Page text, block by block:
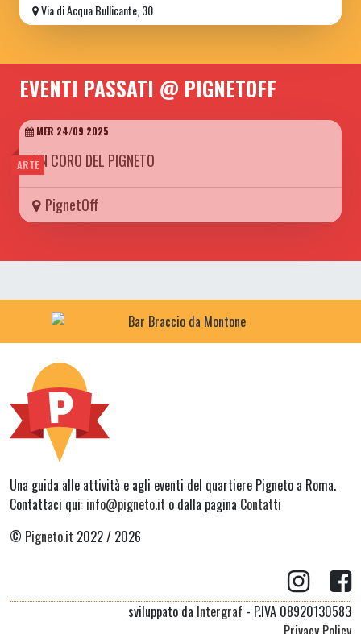
Via di Acqua Bullicante, 30
EVENTI PASSATI @ PIGNETOFF
ARTE
MER 24/09 2025
UN CORO DEL PIGNETO
PignetOff
Una guida alle attività e agli eventi del quartiere Pigneto a Roma.
Contattaci qui: info@pigneto.it o dalla pagina Contatti
© Pigneto.it 2022 / 2026
sviluppato da Intergraf - P.IVA 08920130583